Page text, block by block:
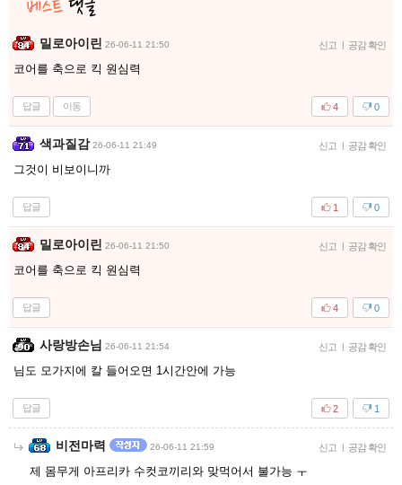
밀로아이린 26-06-11 21:50 신고 | 공감 확인
코어를 축으로 킥 원심력
답글 이동 0
4
색과질감 26-06-11 21:49 신고 | 공감 확인
그것이 비보이니까
답글 0
1
밀로아이린 26-06-11 21:50 신고 | 공감 확인
코어를 축으로 킥 원심력
답글 0
4
사랑방손님 26-06-11 21:54 신고 | 공감 확인
님도 모가지에 칼 들어오면 1시간안에 가능
답글 1
2
비전마력 26-06-11 21:59 신고 | 공감 확인
제 몸무게 아프리카 수컷코끼리와 맞먹어서 불가능 ㅜ